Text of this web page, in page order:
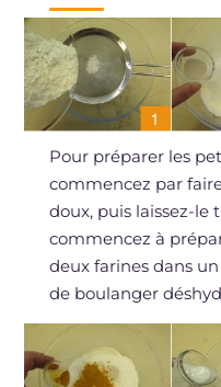
Pour préparer les
commencez par
doux, puis laissez-le
commencez à
deux farines dans
de boulanger